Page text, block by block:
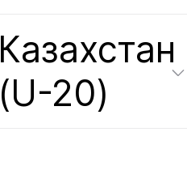
Казахстан
(U-20)